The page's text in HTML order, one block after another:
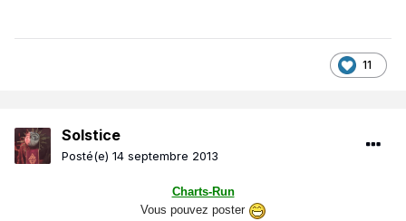
11
Solstice
Posté(e) 14 septembre 2013
Charts-Run
Vous pouvez poster